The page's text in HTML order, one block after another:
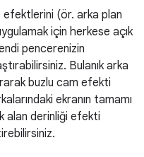
efektlerini (ör. arka plan
için herkese açık
pencerenizin
Bulanık arka
buzlu cam efekti
ekranın tamamı
alan derinliği efekti